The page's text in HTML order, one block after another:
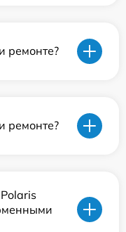
ремонте?
ремонте?